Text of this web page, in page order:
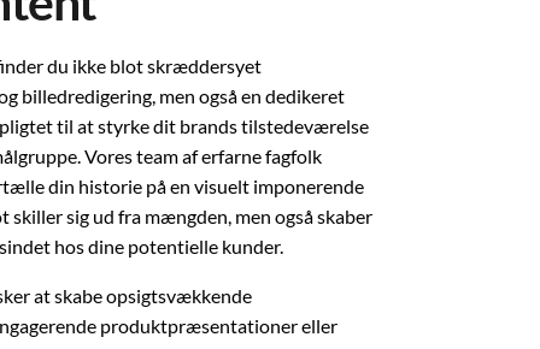
du ikke blot skræddersyet
billedredigering, men også en dedikeret
til at styrke dit brands tilstedeværelse
Vores team af erfarne fagfolk
din historie på en visuelt imponerende
skiller sig ud fra mængden, men også skaber
hos dine potentielle kunder.
at skabe opsigtsvækkende
produktpræsentationer eller